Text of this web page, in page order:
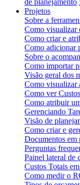
Projetos
Sobre a
Como visualizar
Como criar e
Como adicionar
Sobre o
Como importar
Visão geral dos
Como visualizar
Como ver
Como atribuir
Gerenciando
Visão de
Como criar e
Documentos em
Perguntas
Painel lateral de
Custos Totais
Como medir o